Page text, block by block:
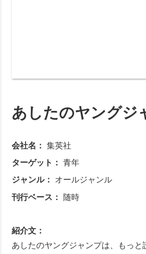
あしたのヤングジ
会社名： 集英社
ターゲット： 青年
ジャンル：
オールジャンル
刊行ベース： 随時
紹介文：
あしたのヤングジャンプは、もっ